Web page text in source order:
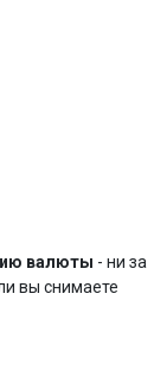
валюты - ни за
вы снимаете